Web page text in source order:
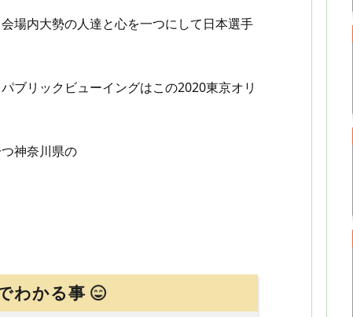
場内大勢の人達と心を一つにして日本選手
ブリックビューイングはこの2020東京オリ
神奈川県の
わかる事